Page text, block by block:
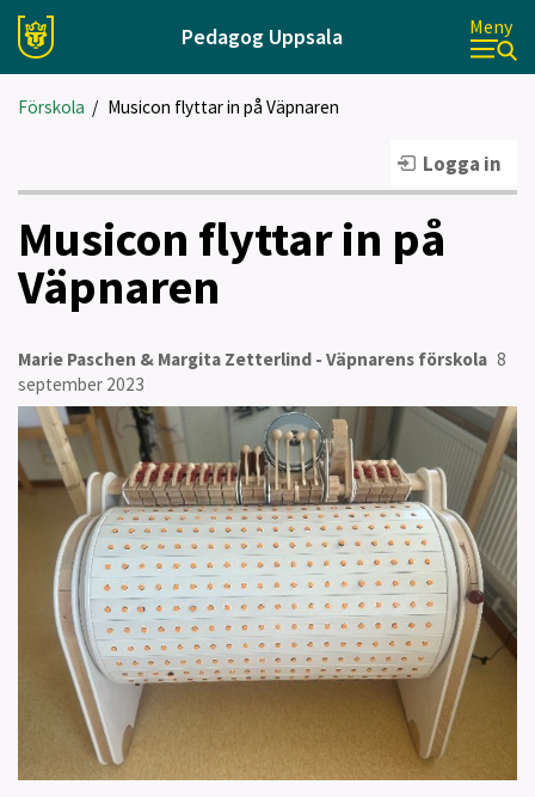
Pedagog Uppsala Meny
Förskola / Musicon flyttar in på Väpnaren
Logga in
Musicon flyttar in på
Väpnaren
Marie Paschen & Margita Zetterlind - Väpnarens förskola 8
september 2023